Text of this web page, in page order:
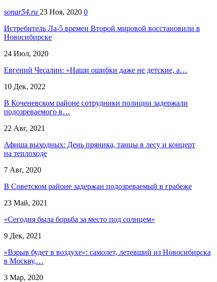
sonar54.ru 23 Ноя, 2020 0
Истребитель Ла-5 времен Второй мировой восстановили в
Новосибирске
24 Июл, 2020
Евгений Чесалин: «Наши ошибки даже не детские, а…
10 Дек, 2022
В Коченевском районе сотрудники полиции задержали
подозреваемого в…
22 Авг, 2021
Афиша выходных: День пряника, танцы в лесу и концерт
на теплоходе
7 Авг, 2020
В Советском районе задержан подозреваемый в грабеже
23 Май, 2021
«Сегодня была борьба за место под солнцем»
9 Дек, 2021
«Взрыв будет в воздухе»: самолет, летевший из Новосибирска
в Москву,…
3 Мар, 2020